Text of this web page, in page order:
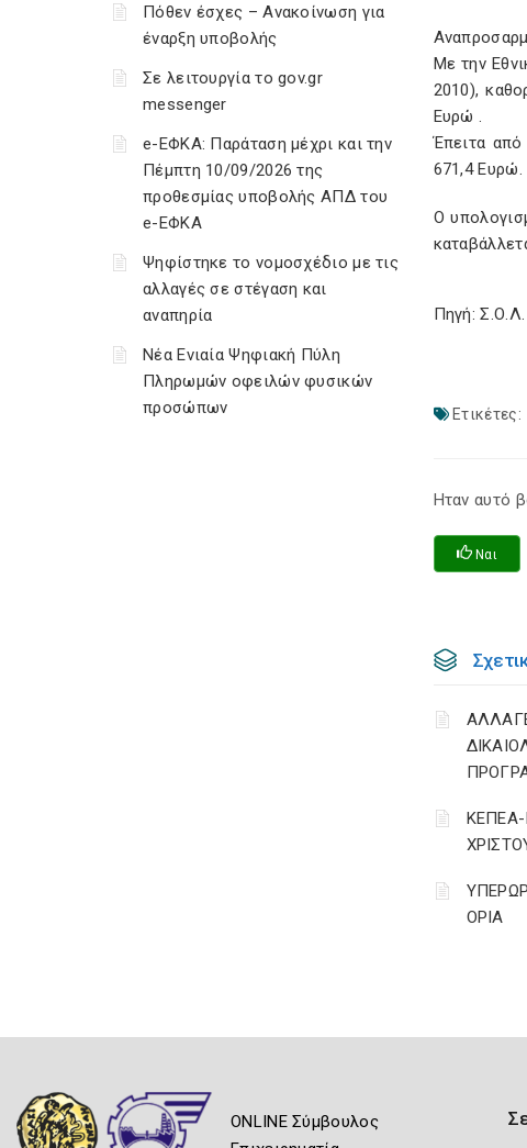
Πόθεν έσχες – Ανακοίνωση για
έναρξη υποβολής
Σε λειτουργία το gov.gr
messenger
e-ΕΦΚΑ: Παράταση μέχρι και την
Πέμπτη 10/09/2026 της
προθεσμίας υποβολής ΑΠΔ του
e-ΕΦΚΑ
Ψηφίστηκε το νομοσχέδιο με τις
αλλαγές σε στέγαση και
αναπηρία
Νέα Ενιαία Ψηφιακή Πύλη
Πληρωμών οφειλών φυσικών
προσώπων
Με την
2010),
Ευρώ .
Έπειτα
671,4 Ευρώ.
Ο
Πηγή:
Ετικέτες:
Ηταν αυτό
Ναι
ΟΡΙΑ
ONLINE Σύμβουλος